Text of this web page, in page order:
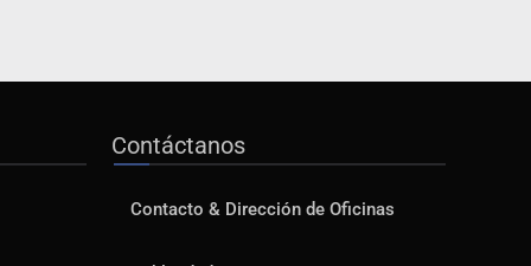
Contáctanos
Contacto & Dirección de Oficinas